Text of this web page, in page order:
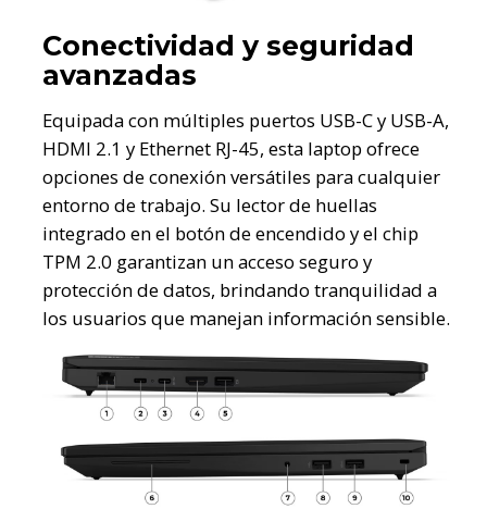
Conectividad y seguridad
avanzadas
Equipada con múltiples puertos USB-C y USB-A,
HDMI 2.1 y Ethernet RJ-45, esta laptop ofrece
opciones de conexión versátiles para cualquier
entorno de trabajo. Su lector de huellas
integrado en el botón de encendido y el chip
TPM 2.0 garantizan un acceso seguro y
protección de datos, brindando tranquilidad a
los usuarios que manejan información sensible.